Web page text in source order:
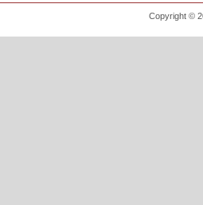
Copyright ©